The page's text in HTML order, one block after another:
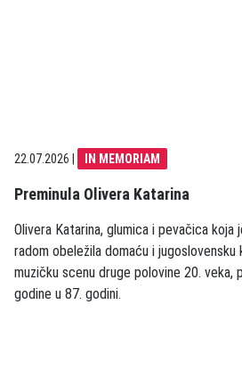
22.07.2026 IN MEMORIAM
Preminula Olivera Katarina
Olivera Katarina, glumica i pevačica koja
radom obeležila domaću i jugoslovensku
muzičku scenu druge polovine 20. veka,
godine u 87. godini.